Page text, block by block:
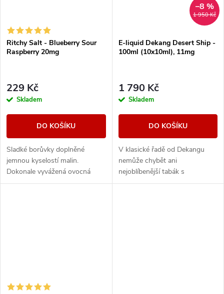
Ritchy Salt - Blueberry Sour
Raspberry 20mg
229 Kč
Skladem
DO KOŠÍKU
Sladké borůvky doplněné
jemnou kyselostí malin.
Dokonale vyvážená ovocná
směs, která kombinuje sladké i
1 950 Kč
–8 %
E-liquid Dekang Desert Ship -
100ml (10x10ml), 11mg
1 790 Kč
Skladem
DO KOŠÍKU
V klasické řadě od Dekangu
nemůže chybět ani
nejoblíbenější tabák s
legendárním velbloudem.